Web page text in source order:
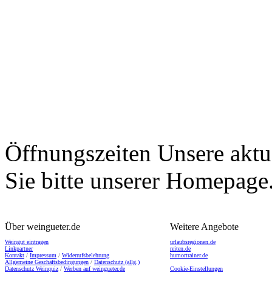
Öffnungszeiten Unsere
Sie bitte unserer
Über weingueter.de
Weingut eintragen
Linkpartner
Kontakt / Impressum / Widerrufsbelehrung
Allgemeine Geschäftsbedingungen / Datenschutz (allg.)
Datenschutz Weinquiz / Werben auf weingueter.de
Weitere Angebote
urlaubsregionen.de
reiten.de
humortrainer.de
Cookie-Einstellungen